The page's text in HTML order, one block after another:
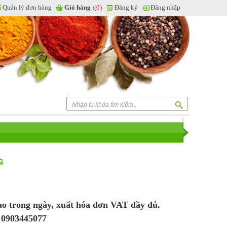
Quản lý đơn hàng Giỏ hàng :(0) Đăng ký Đăng nhập
trong ngày, xuất hóa đơn VAT đầy đủ.